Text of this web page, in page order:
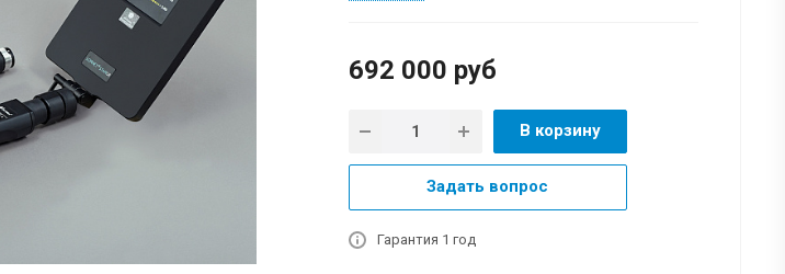
692 000 руб
В корзину
Задать вопрос
Гарантия 1 год